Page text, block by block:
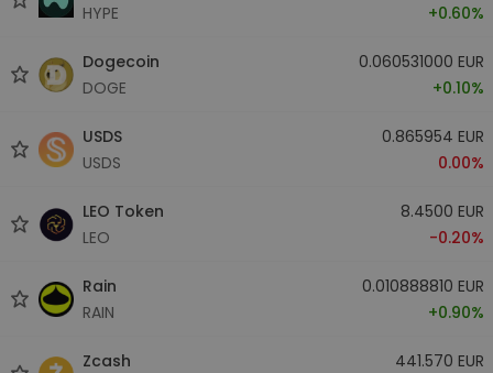
HYPE
+0.60%
Dogecoin
DOGE
0.060531000 EUR
+0.10%
USDS
USDS
0.865954 EUR
0.00%
LEO Token
LEO
8.4500 EUR
-0.20%
Rain
RAIN
0.010888810 EUR
+0.90%
Zcash
441.570 EUR